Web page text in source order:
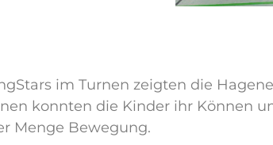
im Turnen zeigten die
konnten die Kinder ihr Können
Menge Bewegung.